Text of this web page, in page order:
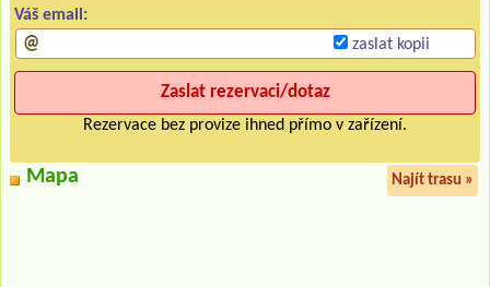
Váš email:
zaslat kopii
Rezervace bez provize ihned přímo v zařízení.
Mapa Najít trasu »